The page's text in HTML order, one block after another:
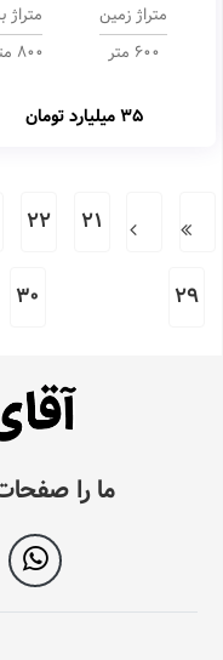
متراژ زمین
600 متر
متراژ
800 متر
35 میلیارد تومان
21
22
29
30
ما را